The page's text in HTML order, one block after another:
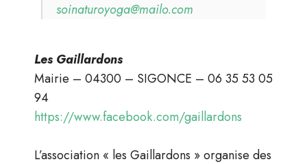
soinaturoyoga@mailo.com
Les Gaillardons
Mairie – 04300 – SIGONCE – 06 35 53 05
94
https://www.facebook.com/gaillardons
L’association « les Gaillardons » organise des